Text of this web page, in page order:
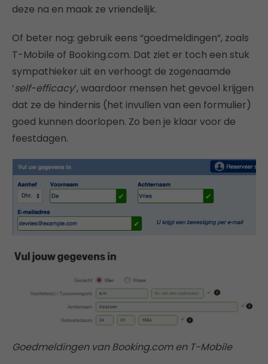
deze na en maak ze vriendelijk.
Of beter nog: gebruik eens “goedmeldingen”, zoals
T-Mobile of Booking.com. Dat ziet er toch een stuk
sympathieker uit en verhoogt de zogenaamde
‘self-efficacy‘, waardoor mensen het gevoel krijgen
dat ze de hindernis (het invullen van een formulier)
goed kunnen doorlopen. Zo ben je klaar voor de
feestdagen.
Goedmeldingen van Booking.com en T-Mobile